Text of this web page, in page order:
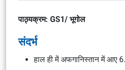
पाठ्यक्रम: GS1/ भूगोल
संदर्भ
हाल ही में अफगानिस्तान में आए